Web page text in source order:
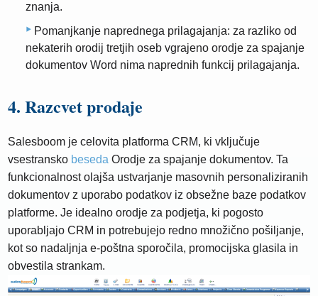
znanja.
Pomanjkanje naprednega prilagajanja: za razliko od
nekaterih orodij tretjih oseb vgrajeno orodje za spajanje
dokumentov Word nima naprednih funkcij prilagajanja.
4. Razcvet prodaje
Salesboom je celovita platforma CRM, ki vključuje
vsestransko beseda Orodje za spajanje dokumentov. Ta
funkcionalnost olajša ustvarjanje masovnih personaliziranih
dokumentov z uporabo podatkov iz obsežne baze podatkov
platforme. Je idealno orodje za podjetja, ki pogosto
uporabljajo CRM in potrebujejo redno množično pošiljanje,
kot so nadaljnja e-poštna sporočila, promocijska glasila in
obvestila strankam.